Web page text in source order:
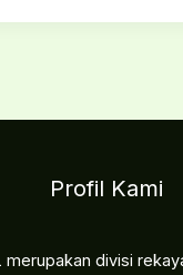
Profil Kami
merupakan divisi